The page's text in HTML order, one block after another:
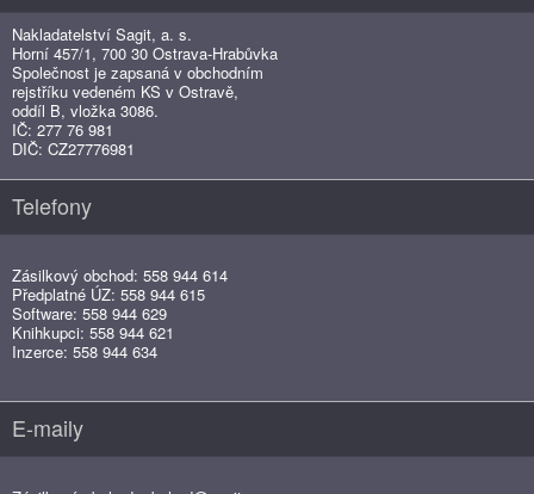
Nakladatelství Sagit, a. s.
Horní 457/1, 700 30 Ostrava-Hrabůvka
Společnost je zapsaná v obchodním
rejstříku vedeném KS v Ostravě,
oddíl B, vložka 3086.
IČ: 277 76 981
DIČ: CZ27776981
Telefony
Zásilkový obchod: 558 944 614
Předplatné ÚZ: 558 944 615
Software: 558 944 629
Knihkupci: 558 944 621
Inzerce: 558 944 634
E-maily